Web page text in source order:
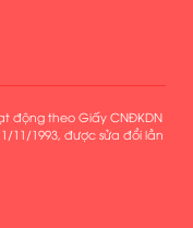
động theo Giấy CNĐKDN
11/1993, được sửa đổi lần